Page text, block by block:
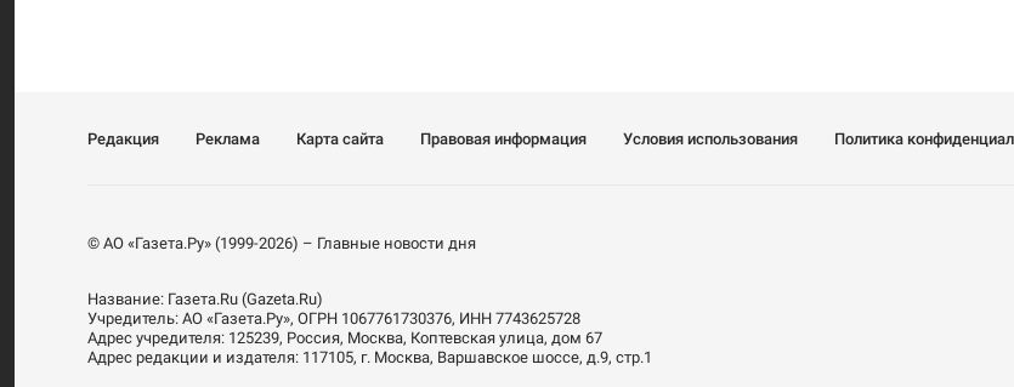
Редакция Реклама Карта сайта Правовая информация Условия использования Политика
© АО «Газета.Ру» (1999-2026) – Главные новости дня
Название: Газета.Ru (Gazeta.Ru)
Учредитель: АО «Газета.Ру», ОГРН 1067761730376, ИНН 7743625728
Адрес учредителя: 125239, Россия, Москва, Коптевская улица, дом 67
Адрес редакции и издателя: 117105, г. Москва, Варшавское шоссе, д.9, стр.1